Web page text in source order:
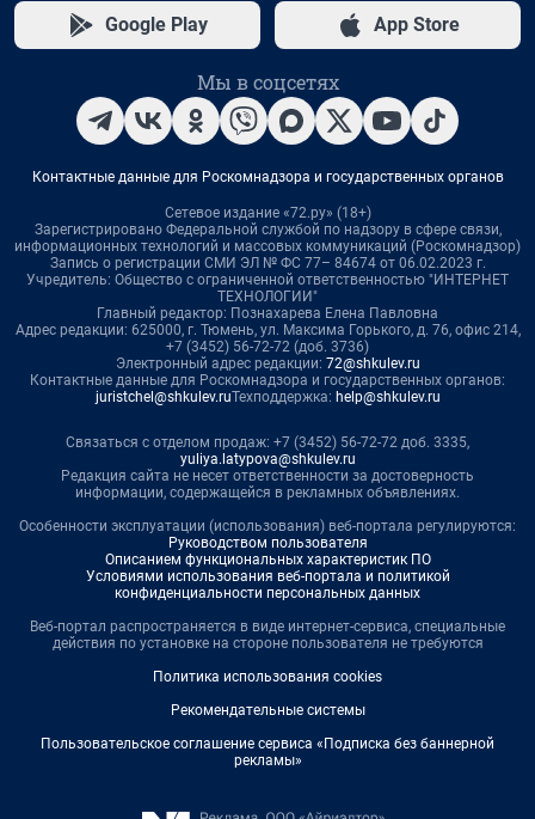
Google Play App Store
Мы в соцсетях
Контактные данные для Роскомнадзора и государственных органов
Сетевое издание «72.ру» (18+)
Зарегистрировано Федеральной службой по надзору в сфере связи,
информационных технологий и массовых коммуникаций (Роскомнадзор)
Запись о регистрации СМИ ЭЛ № ФС 77– 84674 от 06.02.2023 г.
Учредитель: Общество с ограниченной ответственностью "ИНТЕРНЕТ
ТЕХНОЛОГИИ"
Главный редактор: Познахарева Елена Павловна
Адрес редакции: 625000, г. Тюмень, ул. Максима Горького, д. 76, офис 214,
+7 (3452) 56-72-72 (доб. 3736)
Электронный адрес редакции: 72@shkulev.ru
Контактные данные для Роскомнадзора и государственных органов:
juristchel@shkulev.ruТехподдержка: help@shkulev.ru
Связаться с отделом продаж: +7 (3452) 56-72-72 доб. 3335,
yuliya.latypova@shkulev.ru
Редакция сайта не несет ответственности за достоверность
информации, содержащейся в рекламных объявлениях.
Особенности эксплуатации (использования) веб-портала регулируются:
Руководством пользователя
Описанием функциональных характеристик ПО
Условиями использования веб-портала и политикой
конфиденциальности персональных данных
Веб-портал распространяется в виде интернет-сервиса, специальные
действия по установке на стороне пользователя не требуются
Политика использования cookies
Рекомендательные системы
Пользовательское соглашение сервиса «Подписка без баннерной
рекламы»